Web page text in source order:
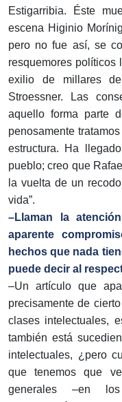
Estigarribia. Éste
escena Higinio
pero no fue así, se
resquemores políticos
exilio de millares
Stroessner. Las
aquello forma parte
penosamente
estructura. Ha
pueblo; creo que
la vuelta de un
vida”.
–Llaman la
aparente
hechos que nada
puede decir al
–Un artículo que
precisamente de
clases intelectuales,
también está
intelectuales, ¿pero
que tenemos que
generales –en